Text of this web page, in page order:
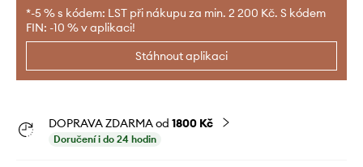
*-5 % s kódem: LST při nákupu za min. 2 200 Kč. S kódem
FIN: -10 % v aplikaci!
Stáhnout aplikaci
DOPRAVA ZDARMA od 1800 Kč
Doručení i do 24 hodin